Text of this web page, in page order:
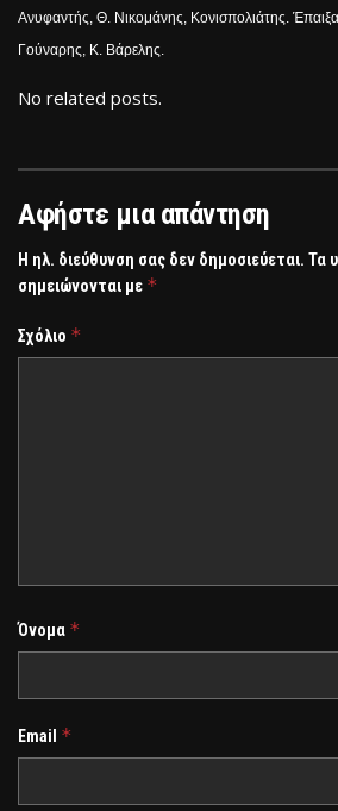
Ανυφαντής, Θ. Νικομάνης, Κονισπολιάτης.
Γούναρης, Κ. Βάρελης.
No related posts.
Αφήστε μια απάντηση
Η ηλ. διεύθυνση σας δεν δημοσιεύεται. Τα
σημειώνονται με *
Σχόλιο *
Όνομα *
Email *